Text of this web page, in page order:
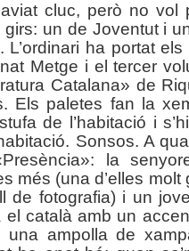
cluc, però no vol
girs: un de Joventut i
L’ordinari ha portat
Metge i el tercer
Catalana» de
Els paletes fan la
de l’habitació i
Sonsos. A
la
més (una d’elles molt
de fotografia) i un
el català amb un
una ampolla de